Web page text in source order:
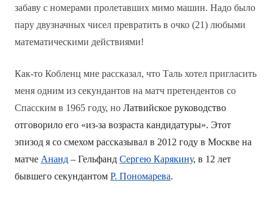
забаву с номерами пролетавших мимо машин. Надо было
пару двузначных чисел превратить в очко (21) любыми
математическими действиями!
Как-то Кобленц мне рассказал, что Таль хотел пригласить
меня одним из секундантов на матч претендентов со
Спасским в 1965 году, но Латвийское руководство
отговорило его «из-за возраста кандидатуры». Этот
эпизод я со смехом рассказывал в 2012 году в Москве на
матче Ананд – Гельфанд Сергею Карякину, в 12 лет
бывшего секундантом Р. Пономарева.